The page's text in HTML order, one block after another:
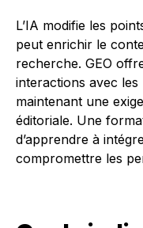
L’IA modifie les
peut enrichir le
recherche. GEO
interactions avec
maintenant une
éditoriale. Une
d’apprendre à
compromettre les